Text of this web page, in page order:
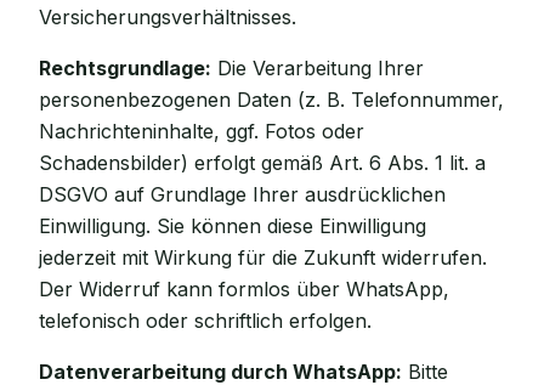
Versicherungsverhältnisses.
Rechtsgrundlage: Die Verarbeitung Ihrer
personenbezogenen Daten (z. B. Telefonnummer,
Nachrichteninhalte, ggf. Fotos oder
Schadensbilder) erfolgt gemäß Art. 6 Abs. 1 lit. a
DSGVO auf Grundlage Ihrer ausdrücklichen
Einwilligung. Sie können diese Einwilligung
jederzeit mit Wirkung für die Zukunft widerrufen.
Der Widerruf kann formlos über WhatsApp,
telefonisch oder schriftlich erfolgen.
Datenverarbeitung durch WhatsApp: Bitte